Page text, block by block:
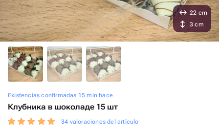
Existencias confirmadas 15 min hace
Клубника в шоколаде 15 шт
34 valoraciones del artículo
22 cm
3 cm